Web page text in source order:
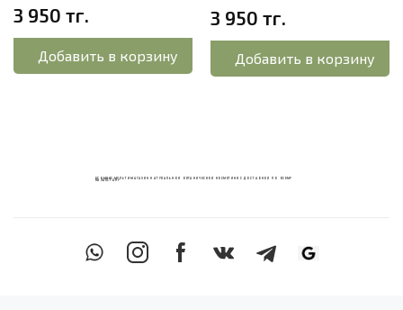
3 950 тг.
Добавить в корзину
3 950 тг.
Добавить в корзину
ECOМИКС МУЛЬТИМАГАЗИН НАТУРАЛЬНОЙ ОРГАНИЧЕСКОЙ КОСМЕТИКИ С ДОСТАВКОЙ ПО ВСЕМУ
КАЗАХСТАНУ